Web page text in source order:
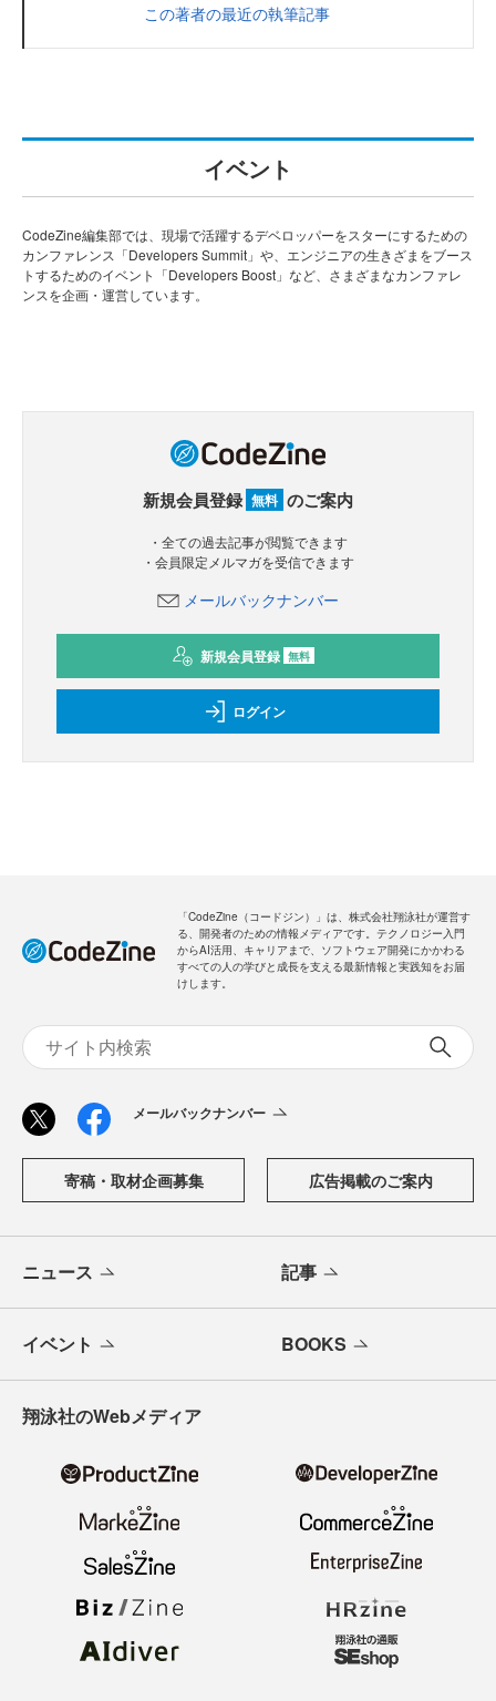
この著者の最近の執筆記事
イベント
CodeZine編集部では、現場で活躍するデベロッパーをスターにするための
カンファレンス「Developers Summit」や、エンジニアの生きざまをブース
トするためのイベント「Developers Boost」など、さまざまなカンファレ
ンスを企画・運営しています。
新規会員登録 無料
ログイン
からAI活用、キャリアまで、ソフトウェア開発にかかわる
すべての人の学びと成長を支える最新情報と実践知をお届
ニュース 記事
イベント BOOKS